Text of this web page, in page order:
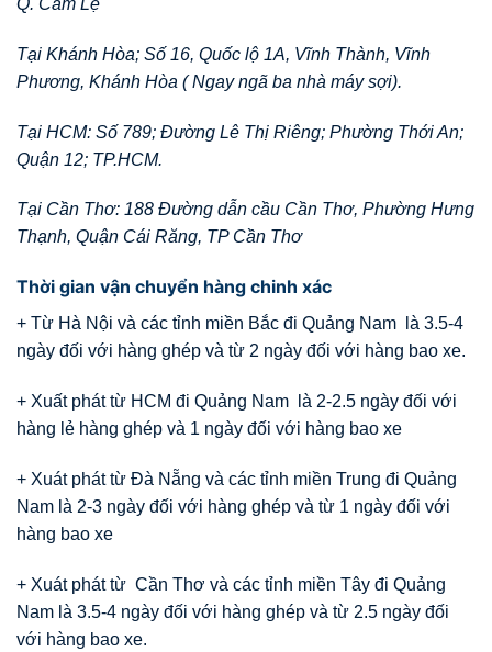
Q. Cẩm Lệ
Tại Khánh Hòa; Số 16, Quốc lộ 1A, Vĩnh Thành, Vĩnh
Phương, Khánh Hòa ( Ngay ngã ba nhà máy sợi).
Tại HCM: Số 789; Đường Lê Thị Riêng; Phường Thới An;
Quận 12; TP.HCM.
Tại Cần Thơ: 188 Đường dẫn cầu Cần Thơ, Phường Hưng
Thạnh, Quận Cái Răng, TP Cần Thơ
Thời gian vận chuyển hàng chinh xác
+ Từ Hà Nội và các tỉnh miền Bắc đi Quảng Nam là 3.5-4
ngày đối với hàng ghép và từ 2 ngày đối với hàng bao xe.
+ Xuất phát từ HCM đi Quảng Nam là 2-2.5 ngày đối với
hàng lẻ hàng ghép và 1 ngày đối với hàng bao xe
+ Xuát phát từ Đà Nẵng và các tỉnh miền Trung đi Quảng
Nam là 2-3 ngày đối với hàng ghép và từ 1 ngày đối với
hàng bao xe
+ Xuát phát từ Cần Thơ và các tỉnh miền Tây đi Quảng
Nam là 3.5-4 ngày đối với hàng ghép và từ 2.5 ngày đối
với hàng bao xe.